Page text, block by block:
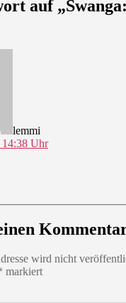
auf
lemmi
Uhr
wird nicht
markiert